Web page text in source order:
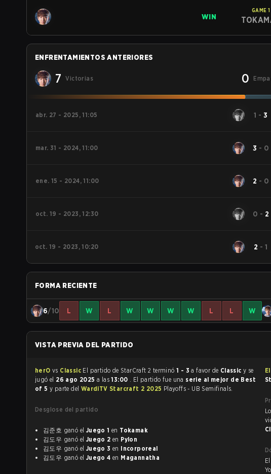
WIN
GAME 1
ENFRENTAMIENTOS ANTERIORES
7 Victorias 0
abr. 27 - 2025, 11:05 1 -3
mar. 31 - 2024, 11:00 3 - 0
ene. 15 - 2024, 11:00 2 - 0
oct. 19 - 2023, 12:30 0 - 2
oct. 19 - 2023, 10:20 2 -1
FORMA RECIENTE
6/10 L W L W W W W L L W
VISTA PREVIA DEL PARTIDO
herO vs Classic El partido de StarCraft 2 terminó 1 - 3 a favor de Classic y se
jugó el 26 ago 2025 a las13:00 . El partido fue una serie al mejor de Best
of 5 y parte del WardiTV Starcraft 2 2025 Playoffs - UB Semifinals.
Desglose del partido
김준호 ganó el Juego 1 en Tokamak
김도우 ganó el Juego 2 en Pylon
김도우 ganó el Juego 3 en Incorporeal
김도우 ganó el Juego 4 en Magannatha
Los